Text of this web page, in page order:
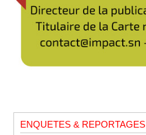
ENQUETES & REPORTAGES